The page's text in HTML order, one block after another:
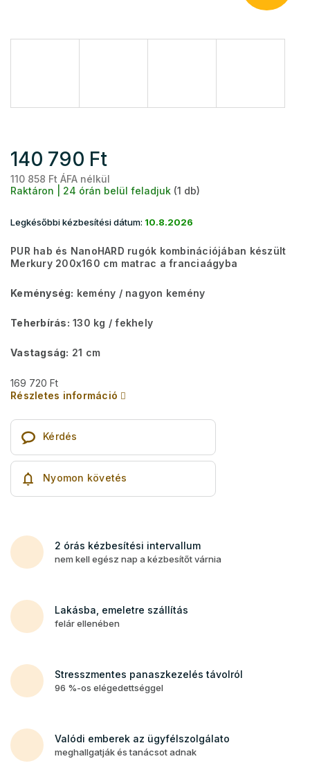
140 790 Ft
110 858 Ft ÁFA nélkül
Raktáron | 24 órán belül feladjuk (1 db)
Legkésőbbi kézbesítési dátum: 10.8.2026
PUR hab és NanoHARD rugók kombinációjában készült
Merkury 200x160 cm matrac a franciaágyba
Keménység: kemény / nagyon kemény
Teherbírás: 130 kg​​​​ / fekhely
Vastagság: 21 cm
169 720 Ft
Részletes információ
Kérdés
Nyomon követés
2 órás kézbesítési intervallum
nem kell egész nap a kézbesítőt várnia
Lakásba, emeletre szállítás
felár ellenében
Stresszmentes panaszkezelés távolról
96 %-os elégedettséggel
Valódi emberek az ügyfélszolgálato
meghallgatják és tanácsot adnak